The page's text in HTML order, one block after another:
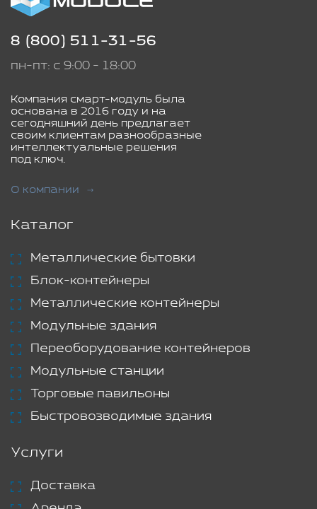
8 (800) 511-31-56
пн-пт: с 9:00 - 18:00
Компания смарт-модуль была
основана в 2016 году и на
сегодняшний день предлагает
своим клиентам разнообразные
интеллектуальные решения
под ключ.
О компании
Каталог
Металлические бытовки
Блок-контейнеры
Металлические контейнеры
Модульные здания
Переоборудование контейнеров
Модульные станции
Торговые павильоны
Быстровозводимые здания
Услуги
Доставка